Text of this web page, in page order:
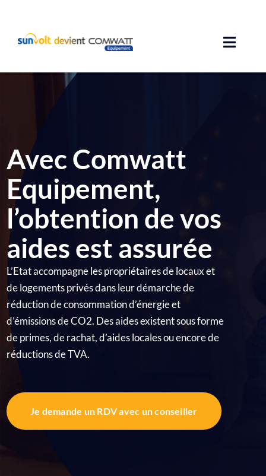
contenu
Toggle
Solutions photovoltaïques
Aides
Avis
Guides
Qui sommes nous ?
Demande de devis personnalisé
Vous êtes une entreprise ?
Avec Comwatt
Equipement,
l’obtention de vos
aides est assurée
L’Etat accompagne les propriétaires de locaux et
de logements privés dans leur démarche de
réduction de consommation d’énergie et
d’émissions de CO2. Des aides existent sous forme
de primes, de rachat, d’aides locales ou encore de
réductions de TVA.
Je demande un RDV avec un conseiller